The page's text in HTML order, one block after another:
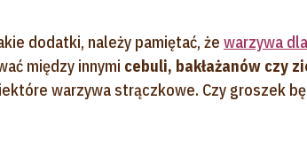
dodatki, należy pamiętać, że warzywa
między innymi cebuli, bakłażanów czy
warzywa strączkowe. Czy groszek